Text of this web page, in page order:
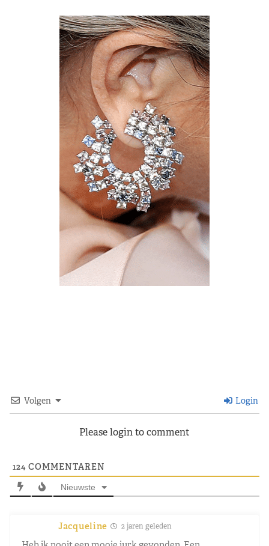
Volgen Login
Please login to comment
124 COMMENTAREN
Nieuwste
Jacqueline 2 jaren geleden